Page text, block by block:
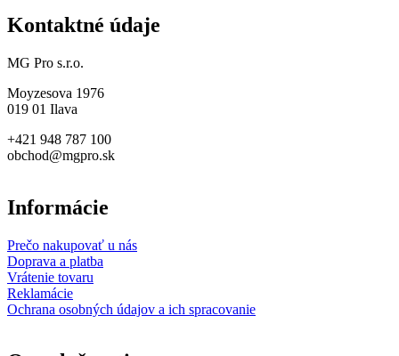
Kontaktné údaje
MG Pro s.r.o.
Moyzesova 1976
019 01 Ilava
+421 948 787 100
obchod@mgpro.sk
Informácie
Prečo nakupovať u nás
Doprava a platba
Vrátenie tovaru
Reklamácie
Ochrana osobných údajov a ich spracovanie